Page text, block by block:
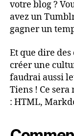
votre blog ?
avez un
gagner un
Et que dire
créer une
faudrai aussi
Tiens ! Ce
: HTML,